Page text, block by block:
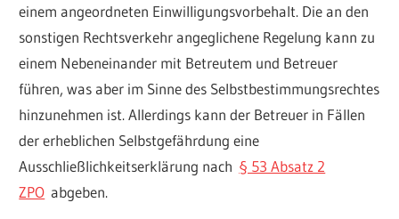
einem angeordneten Einwilligungsvorbehalt. Die an den
sonstigen Rechtsverkehr angeglichene Regelung kann zu
einem Nebeneinander mit Betreutem und Betreuer
führen, was aber im Sinne des Selbstbestimmungsrechtes
hinzunehmen ist. Allerdings kann der Betreuer in Fällen
der erheblichen Selbstgefährdung eine
Ausschließlichkeitserklärung nach § 53 Absatz 2
ZPO abgeben.